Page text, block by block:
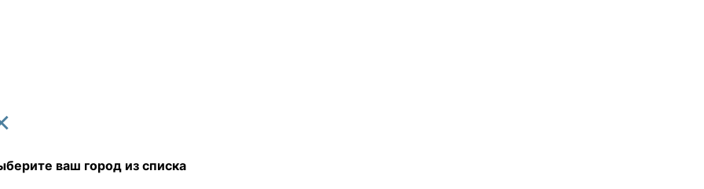
ваш город из списка